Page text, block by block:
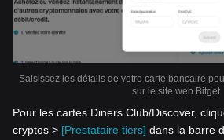
Saisissez les détails de votre carte bancaire
sur le site web Bitget
Pour les cartes Diners Club/Discover,
cryptos > [Prestataire tiers] dans la barre